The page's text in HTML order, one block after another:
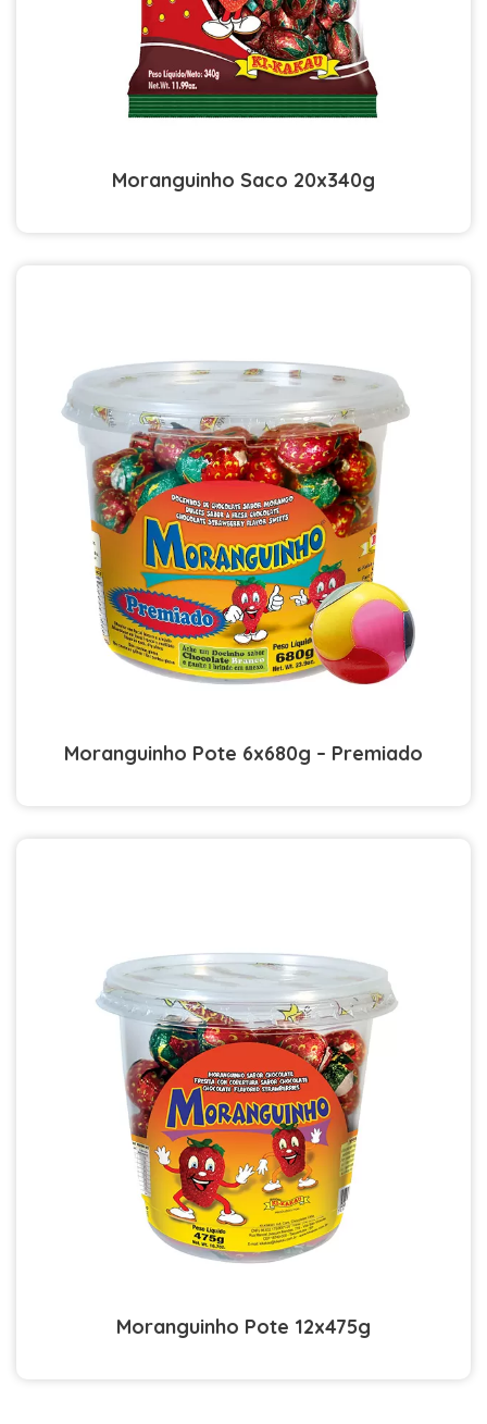
Moranguinho Saco 20x340g
Moranguinho Pote 6x680g – Premiado
Moranguinho Pote 12x475g